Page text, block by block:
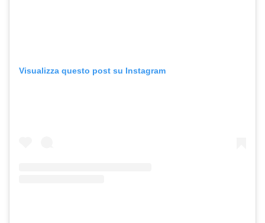
Visualizza questo post su Instagram